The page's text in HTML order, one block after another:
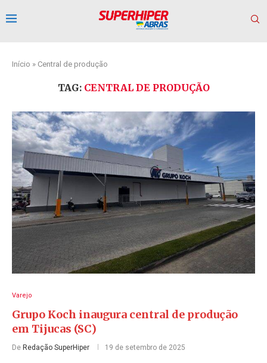
Início » Central de produção
TAG: CENTRAL DE PRODUÇÃO
Varejo
Grupo Koch inaugura central de produção
em Tijucas (SC)
De Redação SuperHiper 19 de setembro de 2025